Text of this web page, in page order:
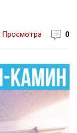
Просмотра 0